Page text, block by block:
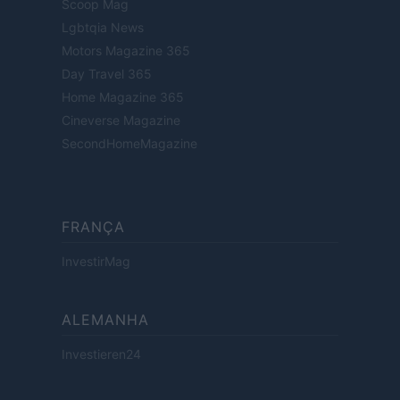
Scoop Mag
Lgbtqia News
Motors Magazine 365
Day Travel 365
Home Magazine 365
Cineverse Magazine
SecondHomeMagazine
FRANÇA
InvestirMag
ALEMANHA
Investieren24